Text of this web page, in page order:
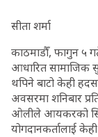
सीता शर्मा
काठमाडौँ, फागुन ५
आधारित सामाजिक
थपिने बाटो केही
अवसरमा शनिबार
ओलीले आयकरको
योगदानकर्तालाई